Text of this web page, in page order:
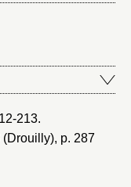
213.
(Drouilly), p. 287